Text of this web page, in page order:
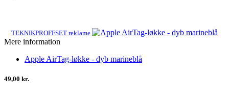
TEKNIKPROFFSET reklame
Mere information
Apple AirTag-løkke - dyb marineblå
49,00 kr.